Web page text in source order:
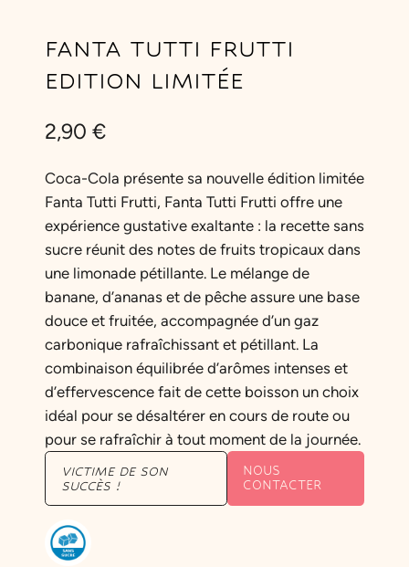
FANTA TUTTI FRUTTI
EDITION LIMITÉE
2,90 €
Coca-Cola présente sa nouvelle édition limitée
Fanta Tutti Frutti, Fanta Tutti Frutti offre une
expérience gustative exaltante : la recette sans
sucre réunit des notes de fruits tropicaux dans
une limonade pétillante. Le mélange de
banane, d’ananas et de pêche assure une base
douce et fruitée, accompagnée d’un gaz
carbonique rafraîchissant et pétillant. La
combinaison équilibrée d’arômes intenses et
d’effervescence fait de cette boisson un choix
idéal pour se désaltérer en cours de route ou
pour se rafraîchir à tout moment de la journée.
VICTIME DE SON
SUCCÈS !
NOUS
CONTACTER